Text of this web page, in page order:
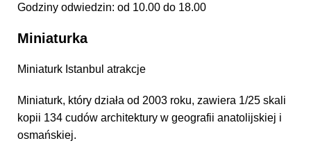
Godziny odwiedzin: od 10.00 do 18.00
Miniaturka
Miniaturk Istanbul atrakcje
Miniaturk, który działa od 2003 roku, zawiera 1/25 skali
kopii 134 cudów architektury w geografii anatolijskiej i
osmańskiej.